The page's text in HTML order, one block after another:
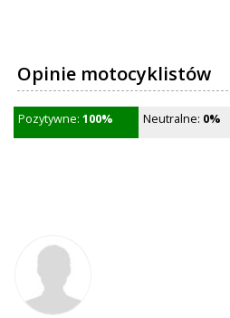
Opinie motocyklistów
Pozytywne: 100% Neutralne: 0%